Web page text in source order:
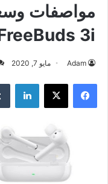
مواصفات
3i
Adam مايو 7, 2020
فيسبوك ‫X